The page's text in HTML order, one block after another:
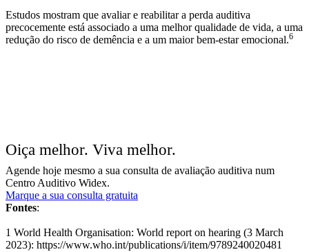
Estudos mostram que avaliar e reabilitar a perda auditiva
precocemente está associado a uma melhor qualidade de vida, a uma
redução do risco de demência e a um maior bem-estar emocional.6
Oiça melhor. Viva melhor.
Agende hoje mesmo a sua consulta de avaliação auditiva num
Centro Auditivo Widex.
Marque a sua consulta gratuita
Fontes:
1 World Health Organisation: World report on hearing (3 March
2023): https://www.who.int/publications/i/item/9789240020481